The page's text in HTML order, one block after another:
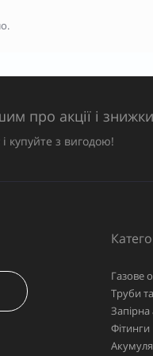
про акції і
купуйте з вигодою!
Газове
Труби
Фітинги